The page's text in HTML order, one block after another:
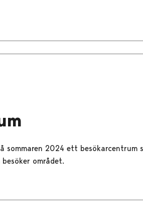
sommaren 2024 ett besökarcentrum
området.